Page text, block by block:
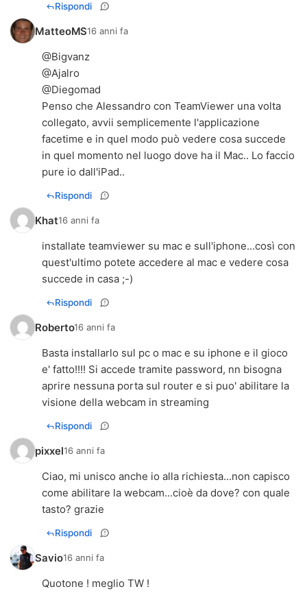
Rispondi
MatteoMS16 anni fa
@Bigvanz
@Ajalro
@Diegomad
Penso che Alessandro con TeamViewer una volta
collegato, avvii semplicemente l'applicazione
facetime e in quel modo può vedere cosa succede
in quel momento nel luogo dove ha il Mac.. Lo faccio
pure io dall'iPad..
Rispondi
Khat16 anni fa
installate teamviewer su mac e sull'iphone...così con
quest'ultimo potete accedere al mac e vedere cosa
succede in casa ;-)
Rispondi
Roberto16 anni fa
Basta installarlo sul pc o mac e su iphone e il gioco
e' fatto!!!! Si accede tramite password, nn bisogna
aprire nessuna porta sul router e si puo' abilitare la
visione della webcam in streaming
Rispondi
pixxel16 anni fa
Ciao, mi unisco anche io alla richiesta...non capisco
come abilitare la webcam...cioè da dove? con quale
tasto? grazie
Rispondi
Savio16 anni fa
Quotone ! meglio TW !